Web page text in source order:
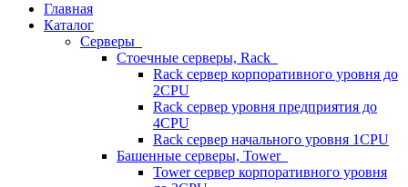
Главная
Каталог
Серверы
Стоечные серверы, Rack
Rack сервер корпоративного уровня до
2CPU
Rack сервер уровня предприятия до
4CPU
Rack сервер начального уровня 1CPU
Башенные серверы, Tower
Tower сервер корпоративного уровня